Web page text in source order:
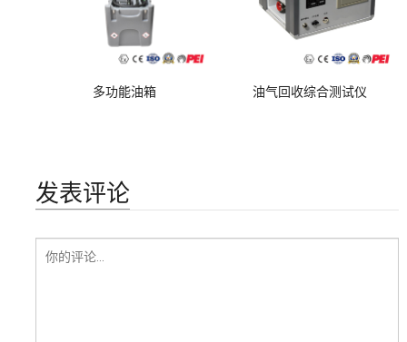
多功能油箱 油气回收综合测试仪
发表评论